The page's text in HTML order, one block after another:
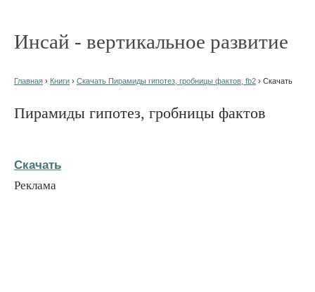
Инсай - вертикальное развитие
Главная › Книги › Скачать Пирамиды гипотез, гробницы фактов, fb2 › Скачать
Пирамиды гипотез, гробницы фактов
Скачать
Реклама